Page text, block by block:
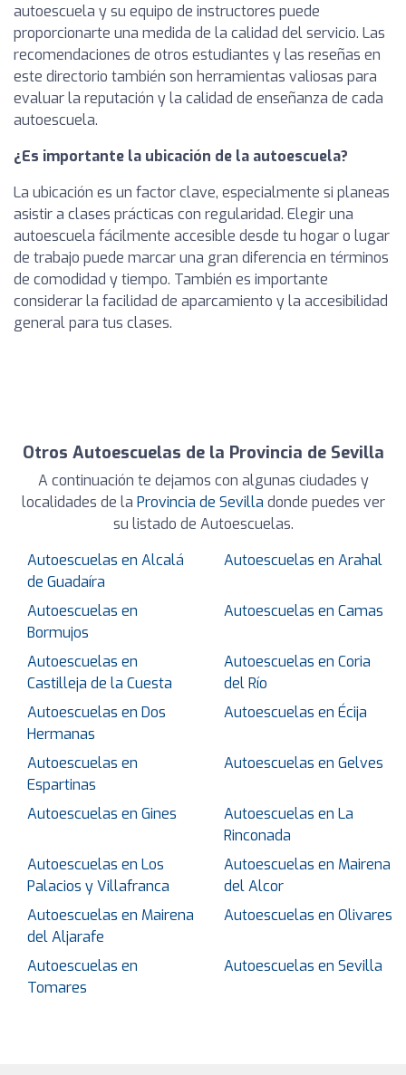
autoescuela y su equipo de instructores puede
proporcionarte una medida de la calidad del servicio. Las
recomendaciones de otros estudiantes y las reseñas en
este directorio también son herramientas valiosas para
evaluar la reputación y la calidad de enseñanza de cada
autoescuela.
¿Es importante la ubicación de la autoescuela?
La ubicación es un factor clave, especialmente si planeas
asistir a clases prácticas con regularidad. Elegir una
autoescuela fácilmente accesible desde tu hogar o lugar
de trabajo puede marcar una gran diferencia en términos
de comodidad y tiempo. También es importante
considerar la facilidad de aparcamiento y la accesibilidad
general para tus clases.
Otros Autoescuelas de la Provincia de Sevilla
A continuación te dejamos con algunas ciudades y
localidades de la Provincia de Sevilla donde puedes ver
su listado de Autoescuelas.
Autoescuelas en Alcalá
de Guadaíra
Autoescuelas en Arahal
Autoescuelas en
Bormujos
Autoescuelas en Camas
Autoescuelas en
Castilleja de la Cuesta
Autoescuelas en Coria
del Río
Autoescuelas en Dos
Hermanas
Autoescuelas en Écija
Autoescuelas en
Espartinas
Autoescuelas en Gelves
Autoescuelas en Gines
Autoescuelas en La
Rinconada
Autoescuelas en Los
Palacios y Villafranca
Autoescuelas en Mairena
del Alcor
Autoescuelas en Mairena
del Aljarafe
Autoescuelas en Olivares
Autoescuelas en
Tomares
Autoescuelas en Sevilla